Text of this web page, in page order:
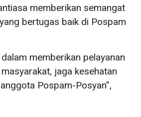
memberikan semangat
bertugas baik di Pospam
memberikan pelayanan
jaga kesehatan
Pospam-Posyan”,